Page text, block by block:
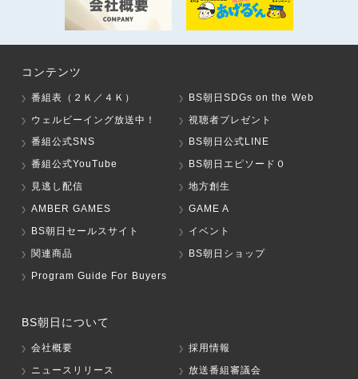
コンテンツ
番組表（２Ｋ／４Ｋ）
BS朝日SDGs on the Web
ウェルビーイング放送中！
視聴者プレゼント
番組公式SNS
BS朝日公式LINE
番組公式YouTube
BS朝日エピソード０
見逃し配信
地方創生
AMBER GAMES
GAME A
BS朝日セールスサイト
イベント
関連商品
BS朝日ショップ
Program Guide For Buyers
BS朝日について
会社概要
採用情報
ニュースリリース
放送番組審議会